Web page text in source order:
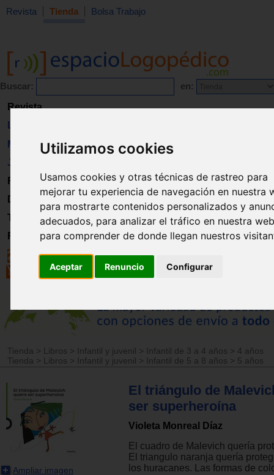
Utilizamos cookies
Usamos cookies y otras técnicas de rastreo para
mejorar tu experiencia de navegación en nuestra
para mostrarte contenidos personalizados y
adecuados, para analizar el tráfico en nuestra
para comprender de donde llegan nuestros
Aceptar Renuncio Configurar
Revista Tienda Bolsa Trabajo
Buscar: en:
Revista
Libros
Material
Juguetes
Formación
Directorio
Trabajo
Registro
Tienda > Libros > Infantil y juvenil > Infantil de 3 a 4 años > 4 años
Tienda
> Libros > Infantil y juvenil > Infantil de 5 a 8 años > 5 años
Ampliar imagen
El triángulo de
ser superheroína
Violeta Monreal Díaz
El cuadro de Malevich quería
El triangulo naranja quería
los huracanes. Las formas de